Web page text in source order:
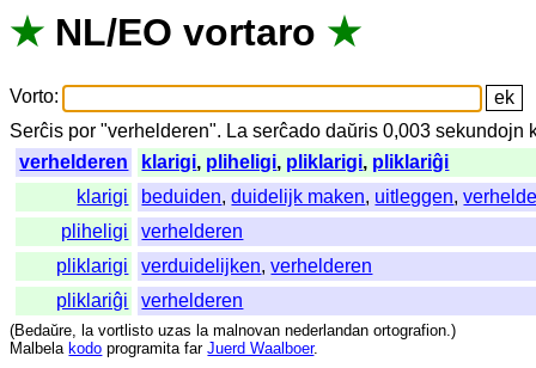
★ NL/EO vortaro ★
Vorto:
Serĉis por "verhelderen". La serĉado daŭris 0,003sekundojn
verhelderen
klarigi, pliheligi, pliklarigi, pliklariĝi
klarigi
beduiden,duidelijk maken, uitleggen,
pliheligi
verhelderen
pliklarigi
verduidelijken,verhelderen
pliklariĝi
verhelderen
(Bedaŭre, la vortlisto uzas la malnovan nederlandan ortografion.)
Malbela kodo programita far Juerd Waalboer.